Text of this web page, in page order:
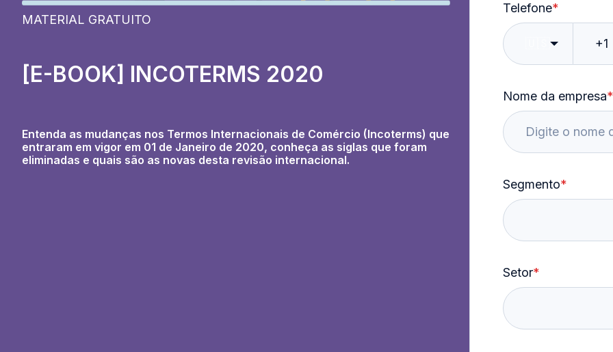
MATERIAL GRATUITO
[E-BOOK] INCOTERMS 2020
Entenda as mudanças nos Termos Internacionais de Comércio (Incoterms) que
entraram em vigor em 01 de Janeiro de 2020, conheça as siglas que foram
eliminadas e quais são as novas desta revisão internacional.
Telefone*
Nome da empresa*
Segmento*
Setor*